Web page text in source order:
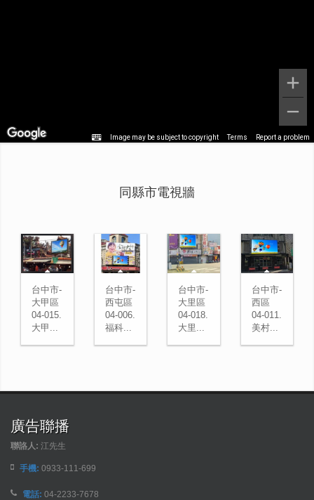
Image may be subject to copyright Terms Report a problem
同縣市電視牆
台中市-
大甲區
04-015.
大甲...
台中市-
西屯區
04-006.
福科...
台中市-
大里區
04-018.
大里...
台中市-
西區
04-011.
美村...
廣告聯播
聯詻人: 江先生
手機: 0933-111-699
電話: 04-2233-7678